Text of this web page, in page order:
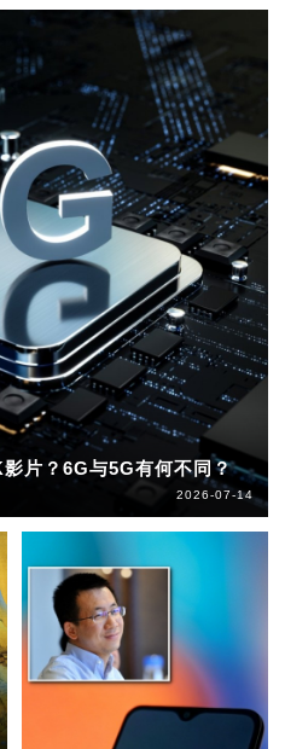
片？6G与5G有何不同？
2026-07-14